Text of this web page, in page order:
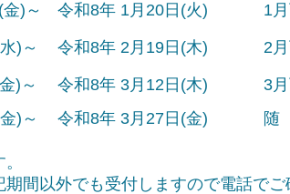
)～
令和8年 1月20日(火)
)～ 令和8年 2月19日(木)
)～
令和8年 3月12日(木)
)～
令和8年 3月27日(金)
1
2
3
随
間以外でも受付しますので電話でご